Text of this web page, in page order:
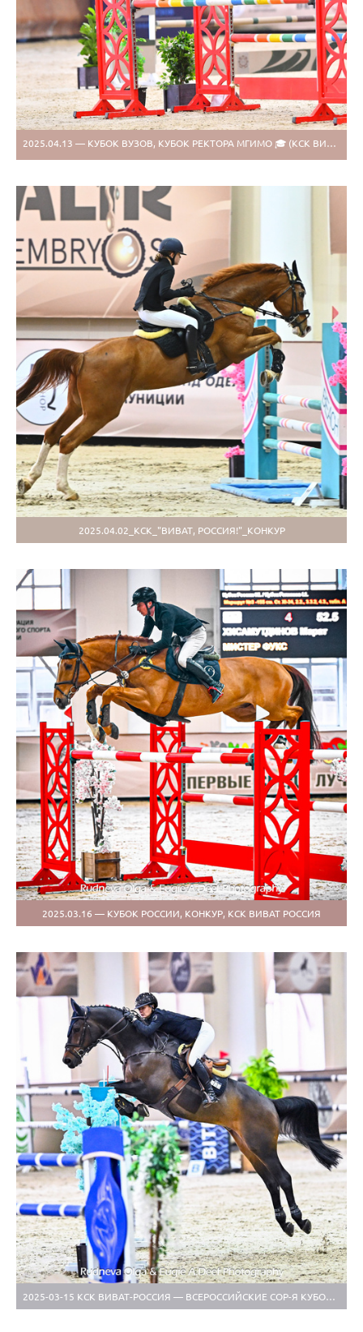
2025.04.13 — КУБОК ВУЗОВ, КУБОК РЕКТОРА МГИМО 🎓 (КСК ВИВАТ РОССИЯ)
2025.04.02_КСК_"ВИВАТ, РОССИЯ!"_КОНКУР
2025.03.16 — КУБОК РОССИИ, КОНКУР, КСК ВИВАТ РОССИЯ
2025-03-15 КСК ВИВАТ-РОССИЯ — ВСЕРОССИЙСКИЕ СОР-Я КУБОК РЕГИОНОВ, LL